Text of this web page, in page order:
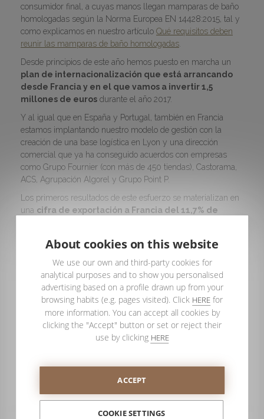
consumidor final, a cuyas manos llegan mamparas de baño
homologadas según la Norma Europea EN 14428:2015, tal y
como explicamos en nuestro artículo Qué requisitos deben
reunir las mamparas de baño homologadas.
Desde principios de este año hemos puesto en marcha un
plan de internacionalización que está arrancando
desde Francia y en el que vamos a invertir 1,5
millones de euros durante el año 2017.
Y al igual que en España y Portugal, también en Francia
estamos implantando nuestro modelo de gestión con la
creación de una base logística en Lyon y una dirección
comercial que ya ha conseguido acuerdos con empresas
como Grupo Fournier (con más de 450 tiendas), Castorama,
ACS, Agrupación Algorel y Grupo Point P.
Los primeros resultados de este esfuerzo se materializan en
una cifra de exportación a Francia del 11,7% de
Y Portugal y Francia han sido nuestros primeros pasos.
mercados europeos –Alemania, Italia, Reino Unido y Bélgica–
a los que iremos conquistando durante los próximos años
enarbolando la bandera de la calidad.
Calidad PROFILTEK.
About cookies on this website
We use our own and third-party cookies for
analytical purposes and to show you personalised
advertising based on a profile drawn up from your
browsing habits (e.g. pages visited). Click HERE for
more information. You can accept all cookies by
clicking the "Accept" button or set or reject their
use by clicking HERE
ACCEPT
COOKIE SETTINGS